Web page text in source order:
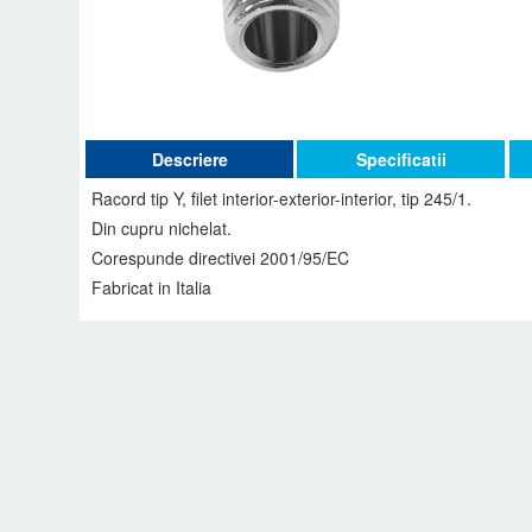
Descriere
Racord tip Y, filet interior-exterior-interior, tip 245/1.
Din cupru nichelat.
Corespunde directivei 2001/95/EC
Fabricat in Italia
Specificatii